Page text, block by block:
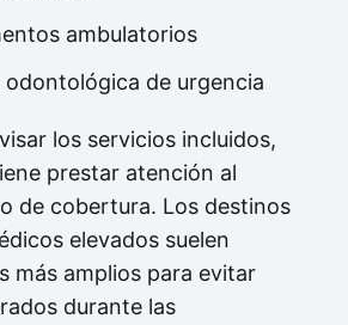
ambulatorios
odontológica de urgencia
los servicios incluidos,
prestar atención al
de cobertura. Los destinos
elevados suelen
más amplios para evitar
durante las